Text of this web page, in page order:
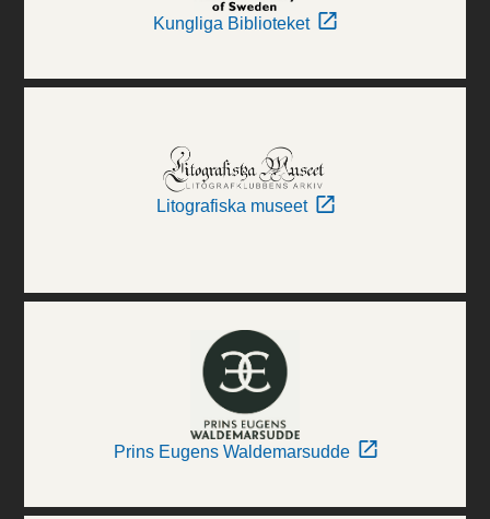
Kungliga Biblioteket
Litografiska museet
Prins Eugens Waldemarsudde